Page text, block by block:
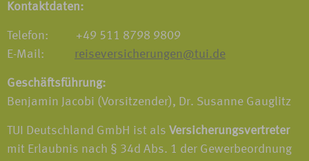
Kontaktdaten:
Telefon: +49 511 8798 9809
E-Mail:
reiseversicherungen@tui.de
Geschäftsführung:
Benjamin Jacobi (Vorsitzender), Dr. Susanne Gauglitz
TUI Deutschland GmbH ist als Versicherungsvertreter
mit Erlaubnis nach § 34d Abs. 1 der Gewerbeordnung